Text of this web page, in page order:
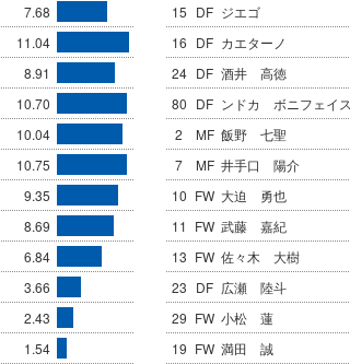
7.68
11.04
8.91
10.70
10.04
10.75
9.35
8.69
6.84
3.66
2.43
1.54
15 DF ジエゴ
16 DF カエターノ
24 DF 酒井 高徳
80 DF ンドカ ボニフェイス
2
MF 飯野 七聖
7
MF 井手口 陽介
10 FW 大迫 勇也
11 FW 武藤 嘉紀
13 FW 佐々木 大樹
23 DF 広瀬 陸斗
29 FW 小松 蓮
19 FW 満田 誠